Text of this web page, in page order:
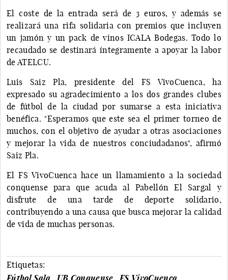
El coste de la entrada será de 3 euros, y además se
realizará una rifa solidaria con premios que incluyen
un jamón y un pack de vinos ICALA Bodegas. Todo lo
recaudado se destinará íntegramente a apoyar la labor
de ATELCU.
Luis Saiz Pla, presidente del FS VivoCuenca, ha
expresado su agradecimiento a los dos grandes clubes
de fútbol de la ciudad por sumarse a esta iniciativa
benéfica. "Esperamos que este sea el primer torneo de
muchos, con el objetivo de ayudar a otras asociaciones
y mejorar la vida de nuestros conciudadanos", afirmó
Saiz Pla.
El FS VivoCuenca hace un llamamiento a la sociedad
conquense para que acuda al Pabellón El Sargal y
disfrute de una tarde de deporte solidario,
contribuyendo a una causa que busca mejorar la calidad
de vida de muchas personas.
Etiquetas:
Fútbol Sala
UB Conquense FS VivoCuenca